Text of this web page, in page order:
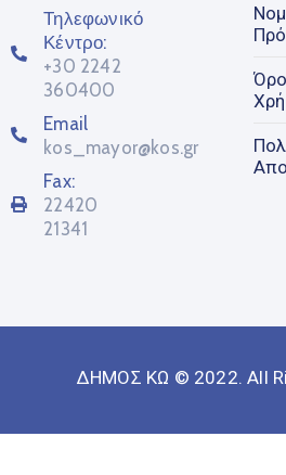
Τηλεφωνικό
Κέντρο:
+30 2242
360400
Email
kos_mayor@kos.gr
Fax:
22420
21341
ΔΗΜΟΣ ΚΩ © 2022. All